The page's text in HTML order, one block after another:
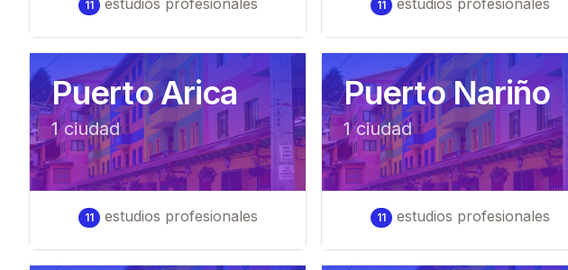
11 estudios profesionales 11 estudios profesionales
Puerto Arica
1ciudad
11 estudios profesionales
Puerto Nariño
1ciudad
11 estudios profesionales